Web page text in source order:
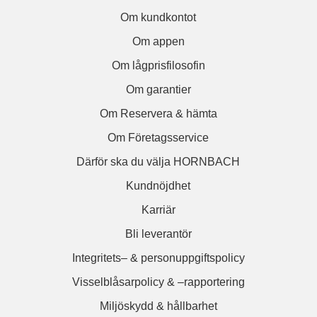
Om kundkontot
Om appen
Om lågprisfilosofin
Om garantier
Om Reservera & hämta
Om Företagsservice
Därför ska du välja HORNBACH
Kundnöjdhet
Karriär
Bli leverantör
Integritets– & personuppgiftspolicy
Visselblåsarpolicy & –rapportering
Miljöskydd & hållbarhet